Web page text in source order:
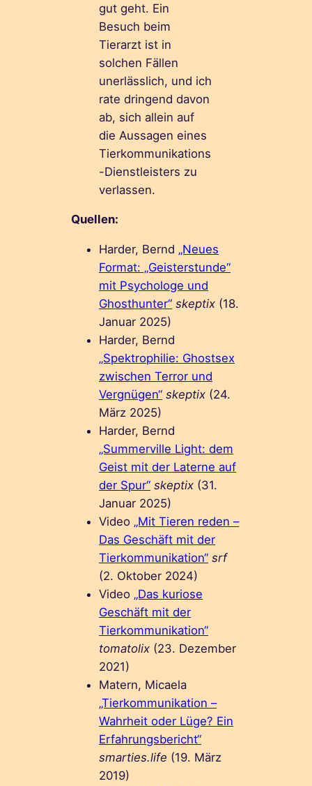
gut geht. Ein
Besuch beim
Tierarzt ist in
solchen Fällen
unerlässlich, und ich
rate dringend davon
ab, sich allein auf
die Aussagen eines
Tierkommunikations
-Dienstleisters zu
verlassen.
Quellen:
Harder, Bernd „Neues
Format: „Geisterstunde“
mit Psychologe und
Ghosthunter“ skeptix (18.
Januar 2025)
Harder, Bernd
„Spektrophilie: Ghostsex
zwischen Terror und
Vergnügen“ skeptix (24.
März 2025)
Harder, Bernd
„Summerville Light: dem
Geist mit der Laterne auf
der Spur“ skeptix (31.
Januar 2025)
Video „Mit Tieren reden –
Das Geschäft mit der
Tierkommunikation“ srf
(2. Oktober 2024)
Video „Das kuriose
Geschäft mit der
Tierkommunikation“
tomatolix (23. Dezember
2021)
Matern, Micaela
„Tierkommunikation –
Wahrheit oder Lüge? Ein
Erfahrungsbericht“
smarties.life (19. März
2019)